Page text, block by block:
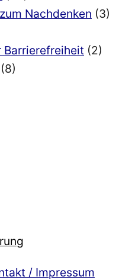
Nachdenken (3)
Barrierefreiheit (2)
(8)
/ Impressum